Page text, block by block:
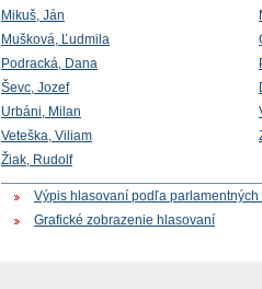
Mikuš, Ján
Mušková, Ľudmila
Podracká, Dana
Ševc, Jozef
Urbáni, Milan
Veteška, Viliam
Žiak, Rudolf
Výpis hlasovaní podľa parlamentných
Grafické zobrazenie hlasovaní